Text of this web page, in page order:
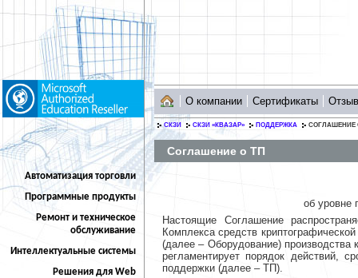
Автоматизация торговли
Программные продукты
Ремонт и техническое
обслуживание
Интеллектуальные системы
Решения для Web
О компании Сертификаты
СКЗИ СКЗИ «КВАЗАР» ПОДДЕРЖКА СОГЛАШЕНИЕ
Соглашение о ТП
об уровне
Настоящие Соглашение
Комплекса средств
(далее – Оборудование) производства
регламентирует порядок действий,
поддержки (далее – ТП).